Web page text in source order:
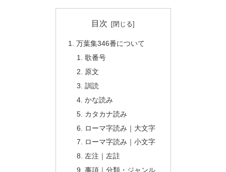
目次
万葉集346番について
歌番号
原文
訓読
かな読み
カタカナ読み
ローマ字読み｜大文字
ローマ字読み｜小文字
左注｜左註
事項｜分類・ジャンル